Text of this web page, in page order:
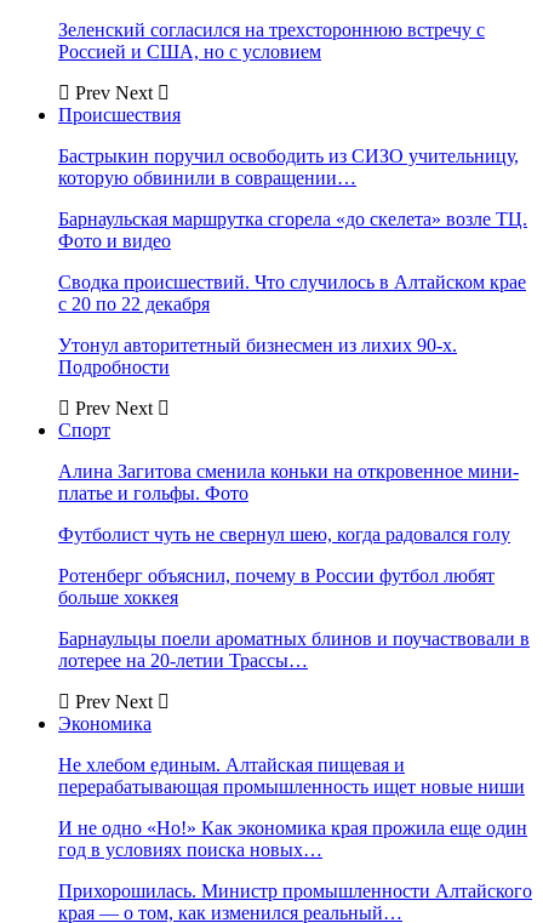
Зеленский согласился на трехстороннюю встречу с
Россией и США, но с условием
Prev Next
Происшествия
Бастрыкин поручил освободить из СИЗО учительницу,
которую обвинили в совращении…
Барнаульская маршрутка сгорела «до скелета» возле ТЦ.
Фото и видео
Сводка происшествий. Что случилось в Алтайском крае
с 20 по 22 декабря
Утонул авторитетный бизнесмен из лихих 90-х.
Подробности
Prev Next
Спорт
Алина Загитова сменила коньки на откровенное мини-
платье и гольфы. Фото
Футболист чуть не свернул шею, когда радовался голу
Ротенберг объяснил, почему в России футбол любят
больше хоккея
Барнаульцы поели ароматных блинов и поучаствовали в
лотерее на 20-летии Трассы…
Prev Next
Экономика
Не хлебом единым. Алтайская пищевая и
перерабатывающая промышленность ищет новые ниши
И не одно «Но!» Как экономика края прожила еще один
год в условиях поиска новых…
Прихорошилась. Министр промышленности Алтайского
края — о том, как изменился реальный…